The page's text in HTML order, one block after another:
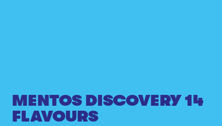
MENTOS DISCOVERY 14
FLAVOURS